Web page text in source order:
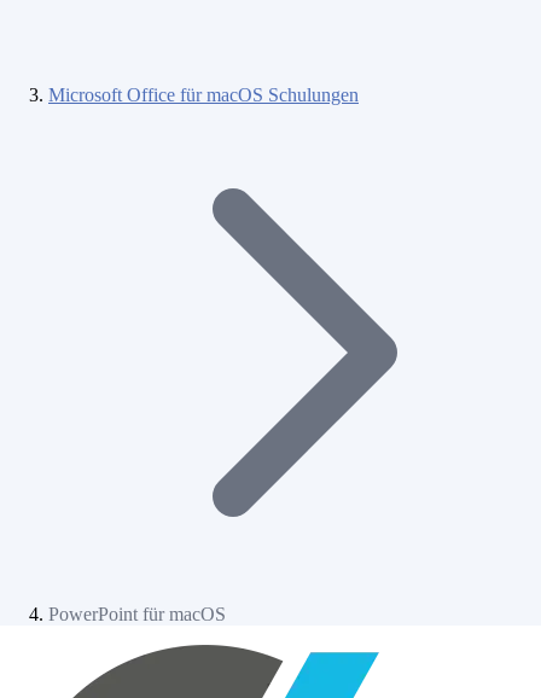
Microsoft Office für macOS Schulungen
PowerPoint für macOS